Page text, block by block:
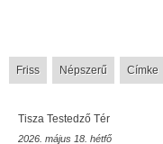
Friss Népszerű Címke
Tisza Testedző Tér
2026. május 18. hétfő